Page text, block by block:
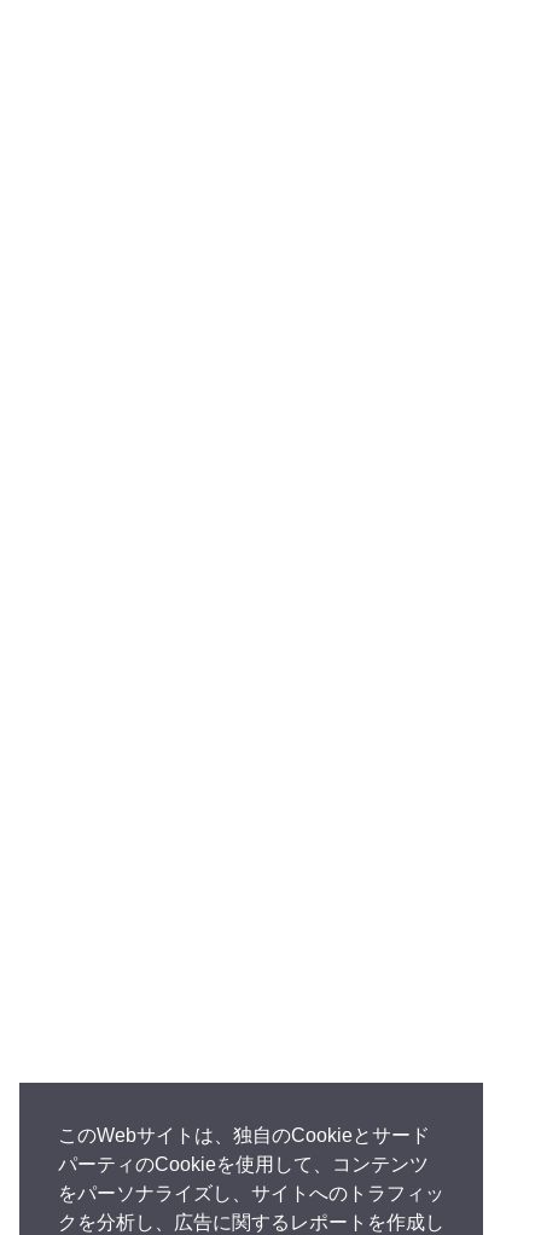
このWebサイトは、独自のCookieとサード
パーティのCookieを使用して、コンテンツ
をパーソナライズし、サイトへのトラフィッ
クを分析し、広告に関するレポートを作成し